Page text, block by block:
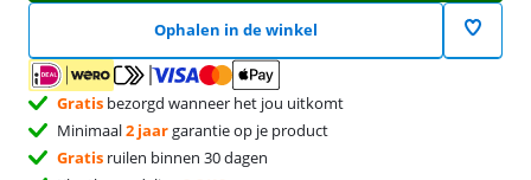
Ophalen in de winkel
Gratis bezorgd wanneer het jou uitkomt
Minimaal2 jaargarantie op je product
Gratis ruilen binnen 30 dagen